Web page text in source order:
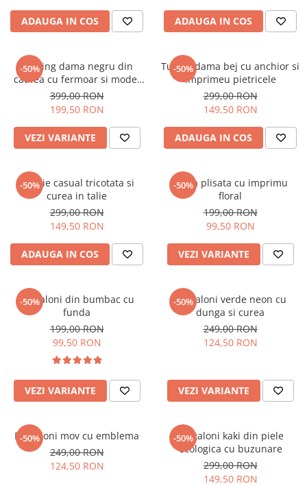
ADAUGA IN COS ADAUGA IN COS
-50%
Trening dama negru din
catifea cu fermoar si model
pe jacheta
399,00 RON
199,50 RON
VEZI VARIANTE
-50%
Tunica dama bej cu anchior si
imprimeu pietricele
299,00 RON
149,50 RON
ADAUGA IN COS
-50%
Rochie casual tricotata si
curea in talie
299,00 RON
149,50 RON
ADAUGA IN COS
-50%
Fusta plisata cu imprimu
floral
199,00 RON
99,50 RON
VEZI VARIANTE
-50%
Pantaloni din bumbac cu
funda
199,00 RON
99,50 RON
VEZI VARIANTE
-50%
Pantaloni verde neon cu
dunga si curea
249,00 RON
124,50 RON
VEZI VARIANTE
-50%
Pantaloni mov cu emblema
249,00 RON
124,50 RON
-50%
Pantaloni kaki din piele
ecologica cu buzunare
299,00 RON
149,50 RON